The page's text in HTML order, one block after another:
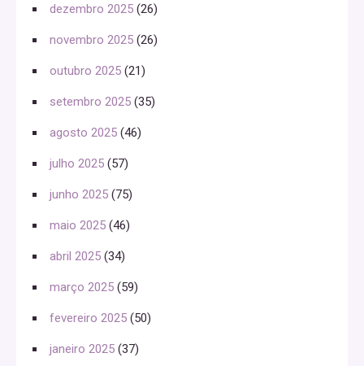
dezembro 2025 (26)
novembro 2025 (26)
outubro 2025 (21)
setembro 2025 (35)
agosto 2025 (46)
julho 2025 (57)
junho 2025 (75)
maio 2025 (46)
abril 2025 (34)
março 2025 (59)
fevereiro 2025 (50)
janeiro 2025 (37)